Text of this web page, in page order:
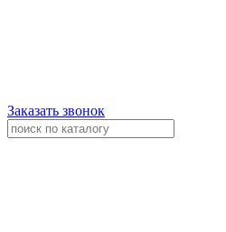
Заказать звонок